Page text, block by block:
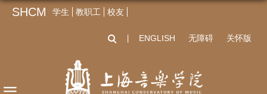
SHCM 学生 教职工 校友
ENGLISH 无障碍 关怀版